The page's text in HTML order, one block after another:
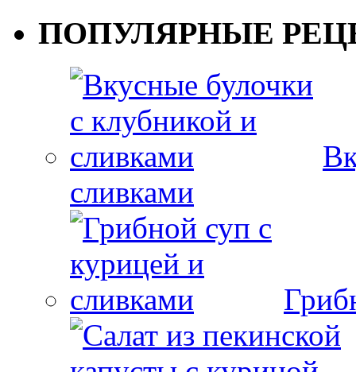
ПОПУЛЯРНЫЕ
сливками